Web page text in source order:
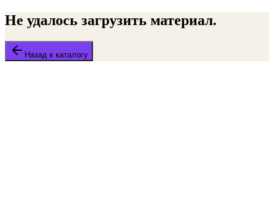
Не удалось загрузить материал.
Назад к каталогу